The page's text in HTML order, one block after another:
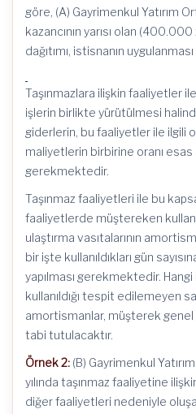
göre, (A) Gayrimenkul Yatırım
kazancının yarısı olan
dağıtımı, istisnanın
Taşınmazlara ilişkin faaliyetler
işlerin birlikte yürütülmesi
giderlerin, bu faaliyetler ile ilgili
maliyetlerin birbirine oranı esas
gerekmektedir.
Taşınmaz faaliyetleri ile bu
faaliyetlerde müştereken
ulaştırma vasıtalarının
bir işte kullanıldıkları gün
yapılması gerekmektedir.
kullanıldığı tespit edilemeyen
amortismanlar, müşterek genel
tabi tutulacaktır.
Örnek 2: (B) Gayrimenkul
yılında taşınmaz faaliyetine
diğer faaliyetleri nedeniyle